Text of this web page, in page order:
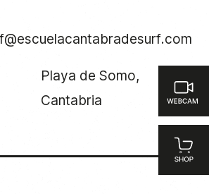
Playa de Somo,
Cantabria